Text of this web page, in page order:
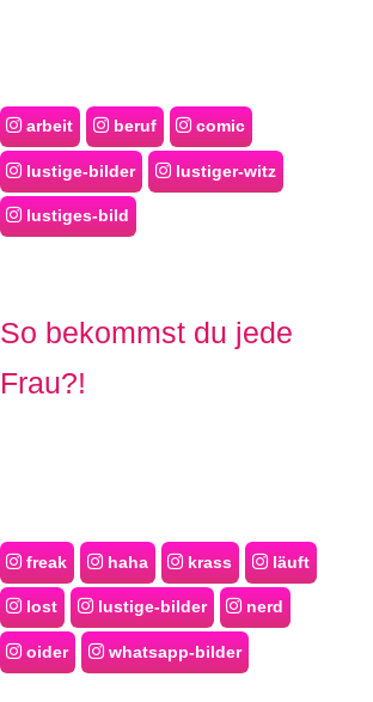
arbeit beruf comic
lustige-bilder lustiger-witz
lustiges-bild
So bekommst du jede
Frau?!
freak haha krass läuft
lost lustige-bilder nerd
oider whatsapp-bilder